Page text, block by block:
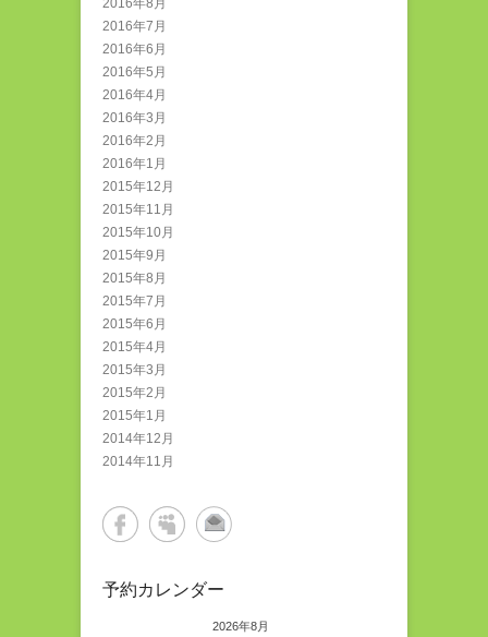
2016年7月
2016年6月
2016年5月
2016年4月
2016年3月
2016年2月
2016年1月
2015年12月
2015年11月
2015年10月
2015年9月
2015年8月
2015年7月
2015年6月
2015年4月
2015年3月
2015年2月
2015年1月
2014年12月
2014年11月
予約カレンダー
2026年8月